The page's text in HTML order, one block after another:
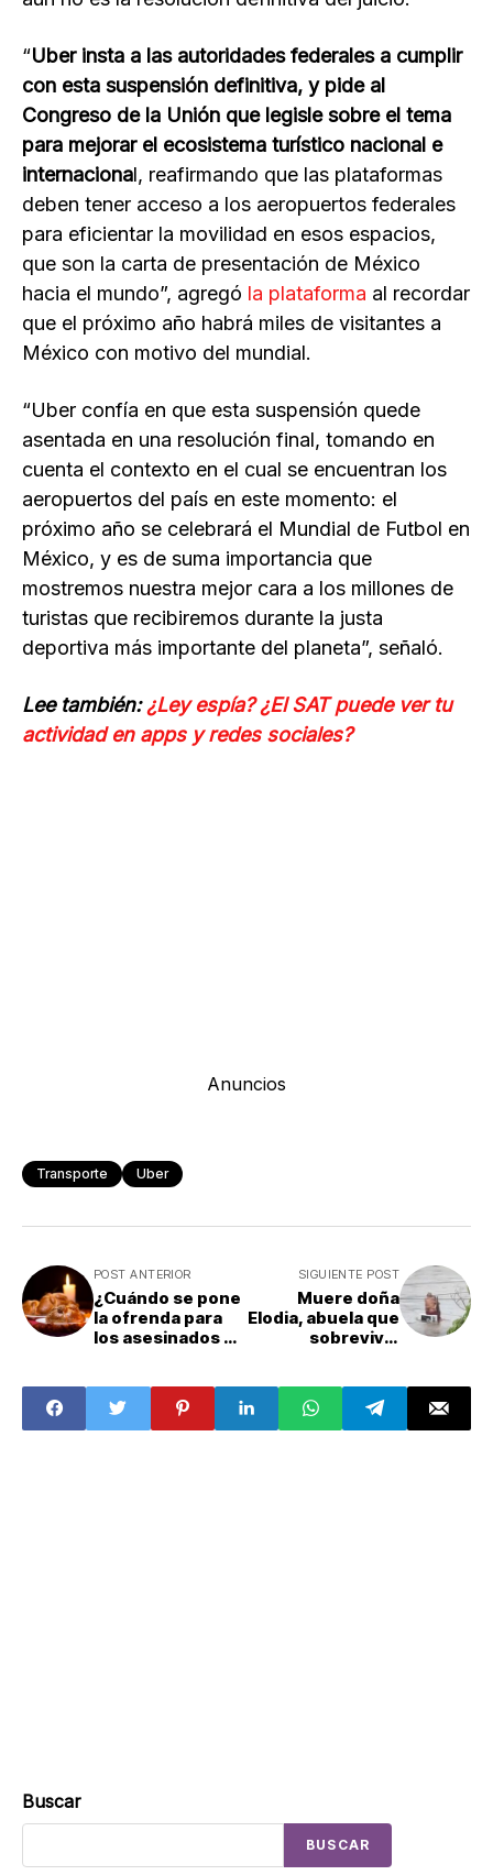
“Uber insta a las autoridades federales a cumplir
con esta suspensión definitiva, y pide al
Congreso de la Unión que legisle sobre el tema
para mejorar el ecosistema turístico nacional e
internacional, reafirmando que las plataformas
deben tener acceso a los aeropuertos federales
para eficientar la movilidad en esos espacios,
que son la carta de presentación de México
hacia el mundo”, agregó la plataforma al recordar
que el próximo año habrá miles de visitantes a
México con motivo del mundial.
“Uber confía en que esta suspensión quede
asentada en una resolución final, tomando en
cuenta el contexto en el cual se encuentran los
aeropuertos del país en este momento: el
próximo año se celebrará el Mundial de Futbol en
México, y es de suma importancia que
mostremos nuestra mejor cara a los millones de
turistas que recibiremos durante la justa
deportiva más importante del planeta”, señaló.
Lee también:¿Ley espía? ¿El SAT puede ver tu
actividad en apps y redes sociales?
Anuncios
Transporte Uber
POST ANTERIOR
¿Cuándo se pone
la ofrenda para
los asesinados en
SIGUIENTE POST
Muere doña
Elodia, abuela que
sobrevivió
inundación en
Poza Rica
Buscar
BUSCAR